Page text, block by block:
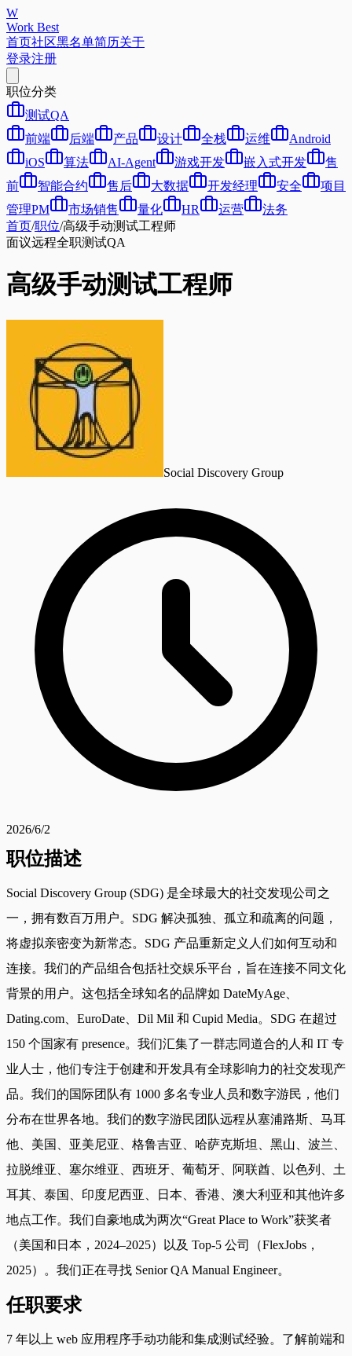
W
Work Best
首页社区黑名单简历关于
登录注册
职位分类
测试QA
前端
后端 产品 设计 全栈 运维
Android
iOS
算法 AI-Agent 游戏开发 嵌入式开发
售
前
智能合约 售后 大数据 开发经理 安全
项目
管理PM
市场销售 量化 HR 运营
法务
首页/职位/高级手动测试工程师
面议远程全职测试QA
高级手动测试工程师
Social Discovery Group
2026/6/2
职位描述
Social Discovery Group (SDG) 是全球最大的社交发现公司之
一，拥有数百万用户。SDG 解决孤独、孤立和疏离的问题，
将虚拟亲密变为新常态。SDG 产品重新定义人们如何互动和
连接。我们的产品组合包括社交娱乐平台，旨在连接不同文化
背景的用户。这包括全球知名的品牌如 DateMyAge、
Dating.com、EuroDate、Dil Mil 和 Cupid Media。SDG 在超过
150 个国家有 presence。我们汇集了一群志同道合的人和 IT 专
业人士，他们专注于创建和开发具有全球影响力的社交发现产
品。我们的国际团队有 1000 多名专业人员和数字游民，他们
分布在世界各地。我们的数字游民团队远程从塞浦路斯、马耳
他、美国、亚美尼亚、格鲁吉亚、哈萨克斯坦、黑山、波兰、
拉脱维亚、塞尔维亚、西班牙、葡萄牙、阿联酋、以色列、土
耳其、泰国、印度尼西亚、日本、香港、澳大利亚和其他许多
地点工作。我们自豪地成为两次“Great Place to Work”获奖者
（美国和日本，2024–2025）以及 Top-5 公司（FlexJobs，
2025）。我们正在寻找 Senior QA Manual Engineer。
任职要求
7 年以上 web 应用程序手动功能和集成测试经验。了解前端和